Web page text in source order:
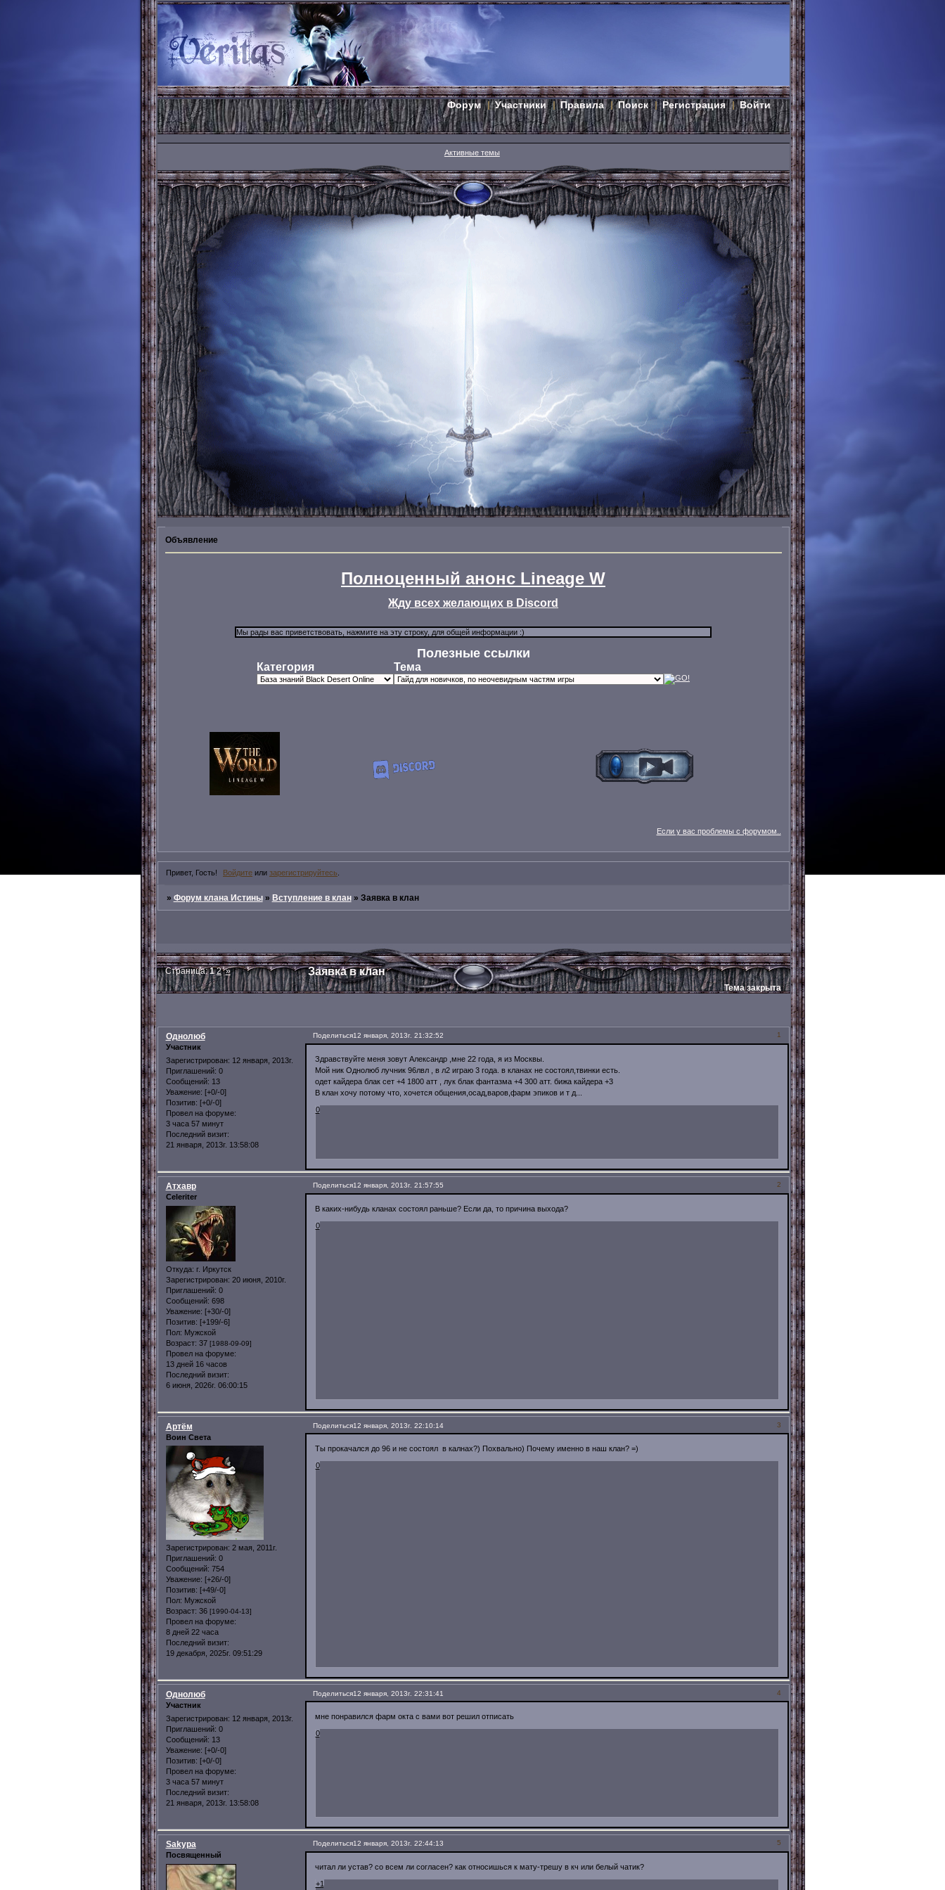
Форум Участники Правила Поиск Регистрация Войти
Активные темы
Объявление
Полноценный анонс Lineage W
Жду всех желающих в Discord
Полезные ссылки
Категория Тема
Если у вас проблемы с форумом..
Привет, Гость! Войдите или зарегистрируйтесь
» Форум клана Истины » Вступление в клан » Заявка в клан
Заявка в клан
Страница:1 2 »
Тема закрыта
Поделиться 1
12 января, 2013г. 21:32:52
Однолюб
Участник
Зарегистрирован: 12 января, 2013г.
Приглашений: 0
Сообщений: 13
Уважение: [+0/-0]
Позитив: [+0/-0]
Провел на форуме:
3 часа 57 минут
Последний визит:
21 января, 2013г. 13:58:08
Здравствуйте меня зовут Александр ,мне 22 года, я из Москвы.
Мой ник Однолюб лучник 96лвл , в л2 играю 3 года. в кланах не состоял,твинки есть.
одет кайдера блак сет +4 1800 атт , лук блак фантазма +4 300 атт. бижа кайдера +3
В клан хочу потому что, хочется общения,осад,варов,фарм эпиков и т д...
0
Поделиться 2
12 января, 2013г. 21:57:55
Атхавр
Celeriter
Откуда: г. Иркутск
Зарегистрирован: 20 июня, 2010г.
Приглашений: 0
Сообщений: 698
Уважение: [+30/-0]
Позитив: [+199/-6]
Пол: Мужской
Возраст: 37 [1988-09-09]
Провел на форуме:
13 дней 16 часов
Последний визит:
6 июня, 2026г. 06:00:15
В каких-нибудь кланах состоял раньше? Если да, то причина выхода?
0
Поделиться 3
12 января, 2013г. 22:10:14
Артём
Воин Света
Зарегистрирован: 2 мая, 2011г.
Приглашений: 0
Сообщений: 754
Уважение: [+26/-0]
Позитив: [+49/-0]
Пол: Мужской
Возраст: 36 [1990-04-13]
Провел на форуме:
8 дней 22 часа
Последний визит:
19 декабря, 2025г. 09:51:29
Ты прокачался до 96 и не состоял в калнах?) Похвально) Почему именно в наш клан? =)
0
Поделиться 4
12 января, 2013г. 22:31:41
Однолюб
Участник
Зарегистрирован: 12 января, 2013г.
Приглашений: 0
Сообщений: 13
Уважение: [+0/-0]
Позитив: [+0/-0]
Провел на форуме:
3 часа 57 минут
Последний визит:
21 января, 2013г. 13:58:08
мне понравился фарм окта с вами вот решил отписать
0
Поделиться 5
12 января, 2013г. 22:44:13
Sakypa
Посвященный
читал ли устав? со всем ли согласен? как относишься к мату-трешу в кч или белый чатик?
+1